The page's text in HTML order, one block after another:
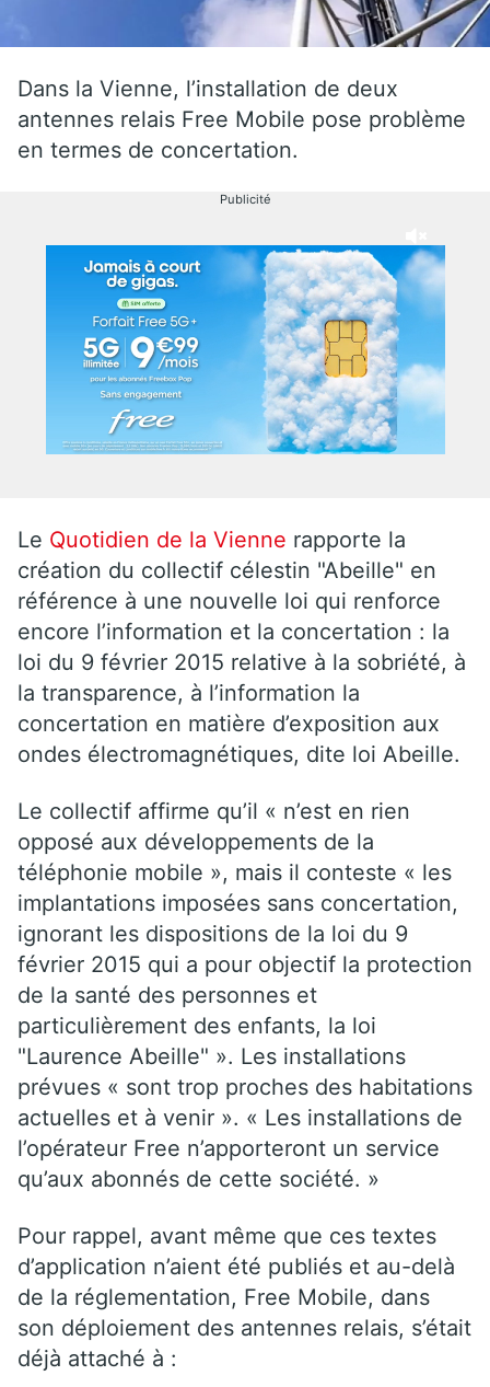
Dans la Vienne, l’installation de deux
antennes relais Free Mobile pose problème
en termes de concertation.
Publicité
Le Quotidien de la Vienne rapporte la
création du collectif célestin "Abeille" en
référence à une nouvelle loi qui renforce
encore l’information et la concertation : la
loi du 9 février 2015 relative à la sobriété, à
la transparence, à l’information la
concertation en matière d’exposition aux
ondes électromagnétiques, dite loi Abeille.
Le collectif affirme qu’il « n’est en rien
opposé aux développements de la
téléphonie mobile », mais il conteste « les
implantations imposées sans concertation,
ignorant les dispositions de la loi du 9
février 2015 qui a pour objectif la protection
de la santé des personnes et
particulièrement des enfants, la loi
"Laurence Abeille" ». Les installations
prévues « sont trop proches des habitations
actuelles et à venir ». « Les installations de
l’opérateur Free n’apporteront un service
qu’aux abonnés de cette société. »
Pour rappel, avant même que ces textes
d’application n’aient été publiés et au-delà
de la réglementation, Free Mobile, dans
son déploiement des antennes relais, s’était
déjà attaché à :